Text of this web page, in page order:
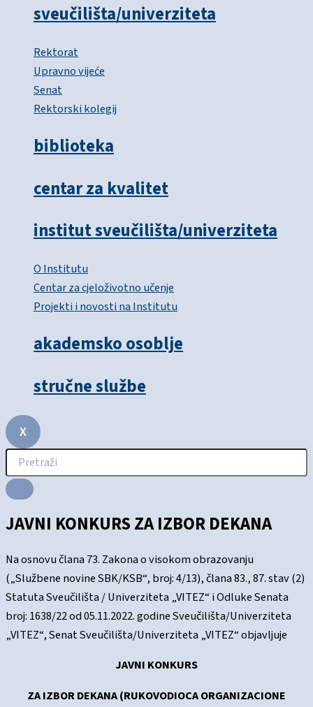
sveučilišta/univerziteta
Rektorat
Upravno vijeće
Senat
Rektorski kolegij
biblioteka
centar za kvalitet
institut sveučilišta/univerziteta
O Institutu
Centar za cjeloživotno učenje
Projekti i novosti na Institutu
akademsko osoblje
stručne službe
X
JAVNI KONKURS ZA IZBOR DEKANA
Na osnovu člana 73. Zakona o visokom obrazovanju
(„Službene novine SBK/KSB“, broj: 4/13), člana 83., 87. stav (2)
Statuta Sveučilišta / Univerziteta „VITEZ“ i Odluke Senata
broj: 1638/22 od 05.11.2022. godine Sveučilišta/Univerziteta
„VITEZ“, Senat Sveučilišta/Univerziteta „VITEZ“ objavljuje
JAVNI KONKURS
ZA IZBOR DEKANA (RUKOVODIOCA ORGANIZACIONE